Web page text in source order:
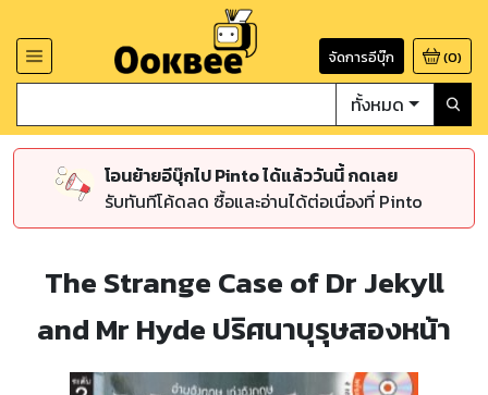
จัดการอีบุ๊ก (0)
ทั้งหมด
โอนย้ายอีบุ๊กไป Pinto ได้แล้ววันนี้ กดเลย
รับทันทีโค้ดลด ซื้อและอ่านได้ต่อเนื่องที่ Pinto
The Strange Case of Dr Jekyll
and Mr Hyde ปริศนาบุรุษสองหน้า